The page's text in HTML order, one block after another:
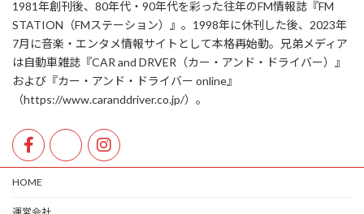
1981年創刊後、80年代・90年代を彩った往年のFM情報誌『FM
STATION（FMステーション）』。1998年に休刊した後、2023年
7月に音楽・エンタメ情報サイトとして本格再始動。兄弟メディア
は自動車雑誌『CAR and DRVER（カー・アンド・ドライバー）』
および『カー・アンド・ドライバー online』
（https://www.caranddriver.co.jp/）。
HOME